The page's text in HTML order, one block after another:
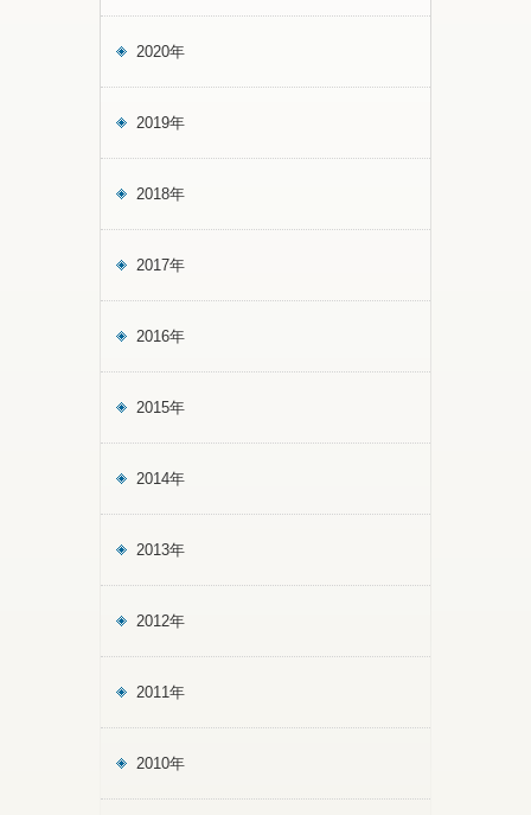
2020年
2019年
2018年
2017年
2016年
2015年
2014年
2013年
2012年
2011年
2010年